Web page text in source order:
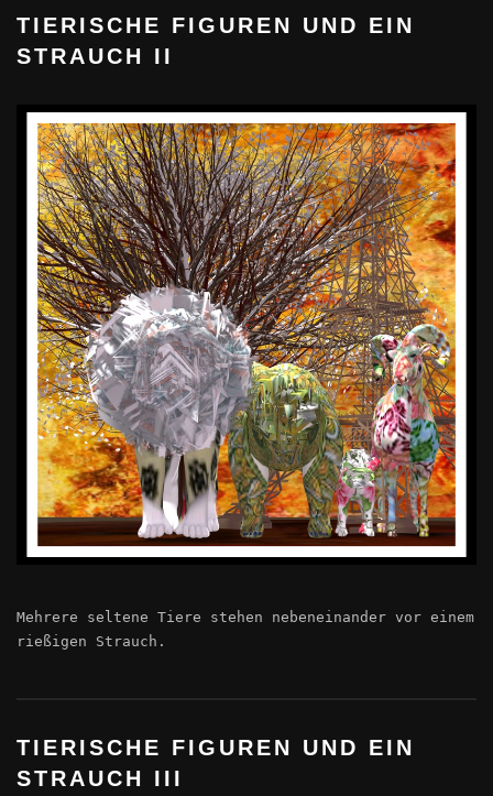
TIERISCHE FIGUREN UND EIN
STRAUCH II
Mehrere seltene Tiere stehen nebeneinander vor einem
rießigen Strauch.
TIERISCHE FIGUREN UND EIN
STRAUCH III